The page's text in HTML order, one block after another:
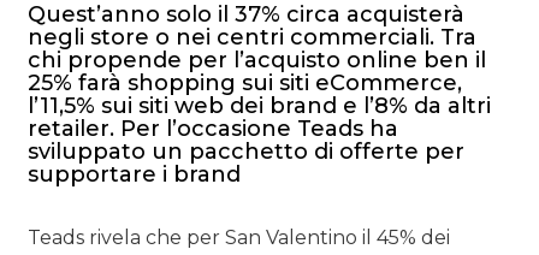
Quest’anno solo il 37% circa acquisterà
negli store o nei centri commerciali. Tra
chi propende per l’acquisto online ben il
25% farà shopping sui siti eCommerce,
l’11,5% sui siti web dei brand e l’8% da altri
retailer. Per l’occasione Teads ha
sviluppato un pacchetto di offerte per
supportare i brand
Teads rivela che per San Valentino il 45% dei